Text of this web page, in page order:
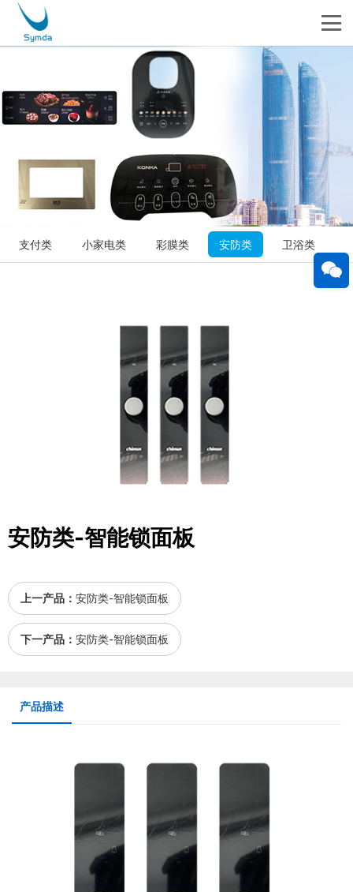
支付类 小家电类 彩膜类 安防类 卫浴类
安防类-智能锁面板
上一产品： 安防类-智能锁面板
下一产品： 安防类-智能锁面板
产品描述